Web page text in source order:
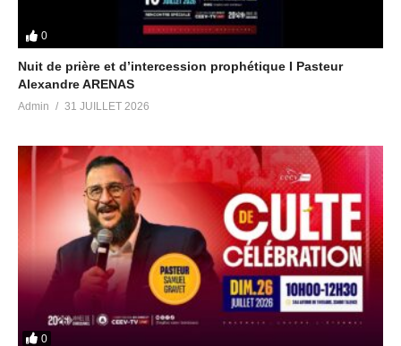
0
Nuit de prière et d’intercession prophétique I Pasteur
Alexandre ARENAS
Admin 31 JUILLET 2026
0